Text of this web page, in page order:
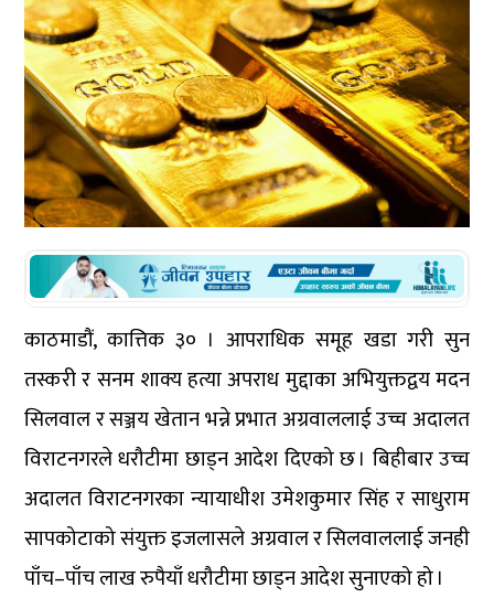
काठमाडौं, कात्तिक ३० । आपराधिक समूह खडा गरी सुन
तस्करी र सनम शाक्य हत्या अपराध मुद्दाका अभियुक्तद्वय मदन
सिलवाल र सञ्जय खेतान भन्ने प्रभात अग्रवाललाई उच्च अदालत
विराटनगरले धरौटीमा छाड्न आदेश दिएको छ । बिहीबार उच्च
अदालत विराटनगरका न्यायाधीश उमेशकुमार सिंह र साधुराम
सापकोटाको संयुक्त इजलासले अग्रवाल र सिलवाललाई जनही
पाँच–पाँच लाख रुपैयाँ धरौटीमा छाड्न आदेश सुनाएको हो ।